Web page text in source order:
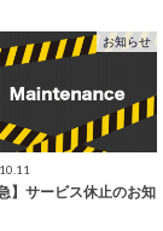
お知らせ
急】サービス休止のお知